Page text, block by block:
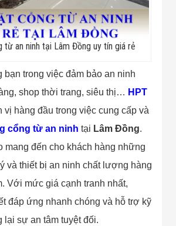
Giữ Xe Thông
Minh
Sản Phẩm
THIẾT BỊ AN
NINH
Minh
Cổng Từ Siêu
Thị
Máy Đếm
Máy Dò Tìm
Thuốc Nổ
Phòng Chống
Khủng Bố
Camera Đo
Thân Nhiệt
THIẾT BỊ
CHUYÊN
từ an ninh tại Lâm Đồng uy tín giá rẻ
bạn trong việc đảm bảo an ninh
shop thời trang, siêu thị… HPT
vị hàng đầu trong việc cung cấp và
cổng từ an ninh tại Lâm Đồng.
mang đến cho khách hàng những
và thiết bị an ninh chất lượng hàng
Với mức giá cạnh tranh nhất,
đáp ứng nhanh chóng và hỗ trợ kỹ
lại sự an tâm tuyệt đối.